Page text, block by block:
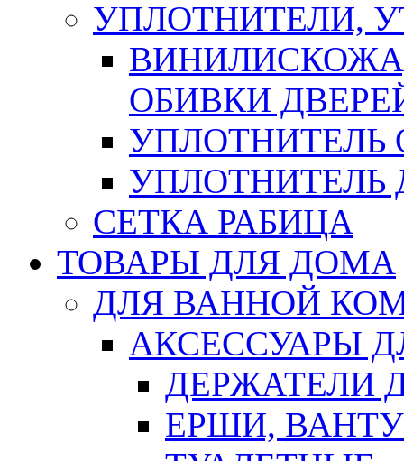
УПЛОТНИТЕЛИ,
ОБИВКИ
УПЛОТНИТЕЛЬ
СЕТКА РАБИЦА
ТОВАРЫ ДЛЯ ДОМА
ДЛЯ ВАННОЙ
АКСЕССУАРЫ
ДЕРЖАТЕЛИ
ЕРШИ,